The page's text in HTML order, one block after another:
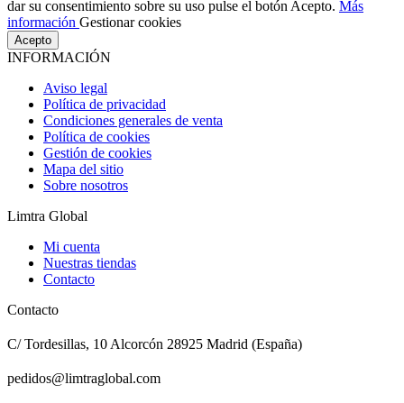
dar su consentimiento sobre su uso pulse el botón Acepto. Más
información Gestionar cookies
Acepto
INFORMACIÓN
Aviso legal
Política de privacidad
Condiciones generales de venta
Política de cookies
Gestión de cookies
Mapa del sitio
Sobre nosotros
Limtra Global
Mi cuenta
Nuestras tiendas
Contacto
Contacto
C/ Tordesillas, 10 Alcorcón 28925 Madrid (España)
pedidos@limtraglobal.com